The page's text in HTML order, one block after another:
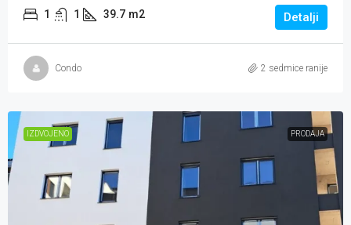
1 1 39.7 m2 Detalji
Condo 2 sedmice ranije
IZDVOJENO PRODAJA